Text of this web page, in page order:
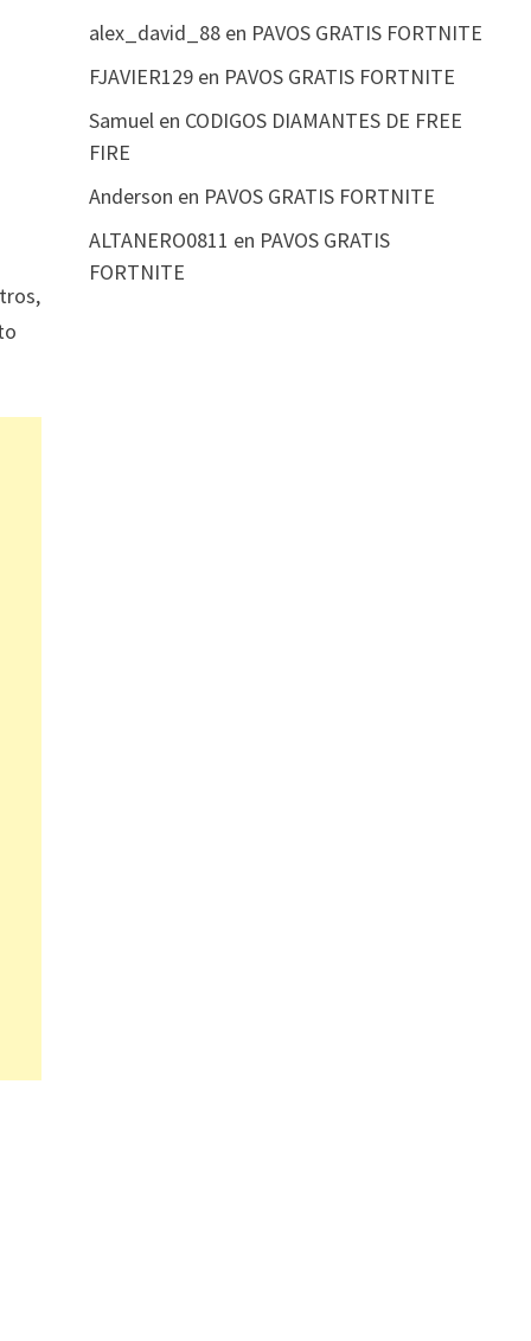
alex_david_88en PAVOS GRATIS FORTNITE
FJAVIER129en PAVOS GRATIS FORTNITE
Samuelen CODIGOS DIAMANTES DE FREE
FIRE
Anderson en PAVOS GRATIS FORTNITE
ALTANERO0811 en PAVOS GRATIS
FORTNITE